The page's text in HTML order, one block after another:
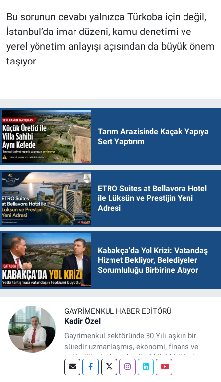
Bu sorunun cevabı yalnızca Türkoba için değil,
İstanbul’da imar düzeni, kamu denetimi ve
yerel yönetim anlayışı açısından da büyük önem
taşıyor.
Tarım Arazisinde Kaçak Yapıya
Sert Yaptırım
ETRO Suites at Bellavora Hotel
ile Lüksün ve Prestijin Yeni
Adresi
Kabakça’da Yol Krizi: Vatandaş
Hizmet Bekliyor, Belediyeler
Sorumluluğu Birbirine Atıyor
GAYRIMENKUL HABER EDITÖRÜ
Kadir Özel
Gayrimenkul sektöründe 30 Yılı aşkın bir
süredir uzmanlaşmış, ekonomi, finans ve
şehircilik alanlarında güçlü bilgi birikimine
sahip, dijital medya odaklı deneyimli bir